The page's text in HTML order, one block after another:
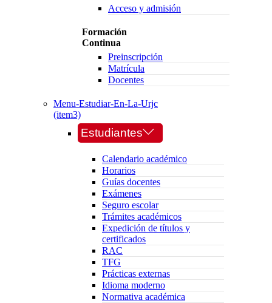
Acceso y admisión
Formación
Continua
Preinscripción
Matrícula
Docentes
Menu-Estudiar-En-La-Urjc
(item3)
Estudiantes
Calendario académico
Horarios
Guías docentes
Exámenes
Seguro escolar
Trámites académicos
Expedición de títulos y
certificados
RAC
TFG
Prácticas externas
Idioma moderno
Normativa académica